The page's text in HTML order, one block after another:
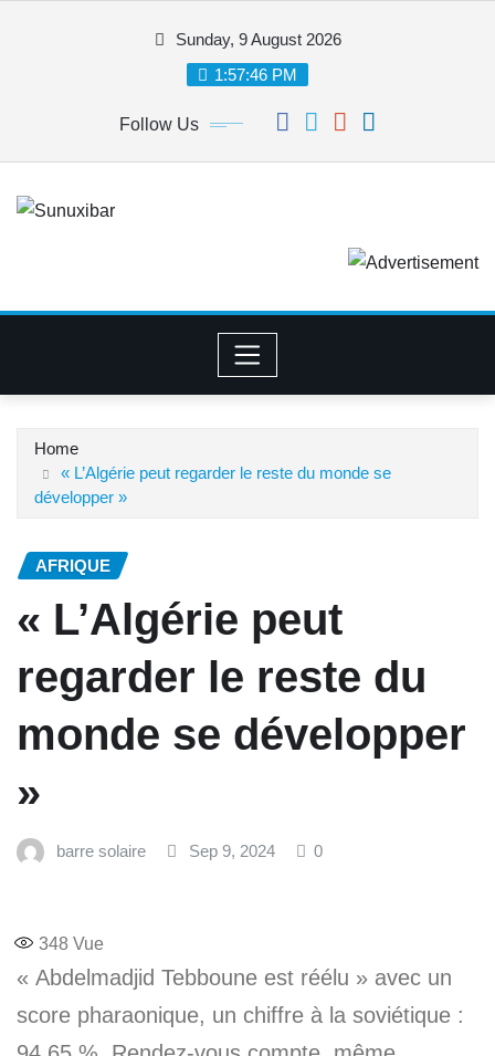
Sunday, 9 August 2026
1:57:46 PM
Follow Us
Home
« L’Algérie peut regarder le reste du monde se
développer »
AFRIQUE
« L’Algérie peut
regarder le reste du
monde se développer
»
barre solaire Sep 9, 2024 0
348 Vue
« Abdelmadjid Tebboune est réélu » avec un
score pharaonique, un chiffre à la soviétique :